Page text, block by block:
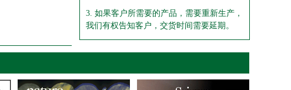
3. 如果客户所需要的产品，需要重新生产，
我们有权告知客户，交货时间需要延期。